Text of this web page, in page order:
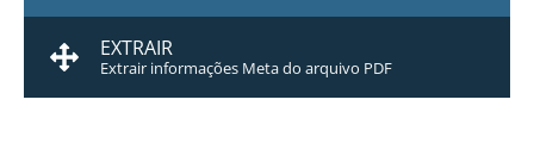
EXTRAIR
Extrair informações Meta do arquivo PDF